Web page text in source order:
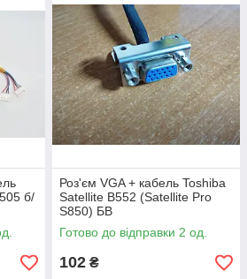
б/
Роз'єм VGA + кабель Toshiba
Satellite B552 (Satellite Pro
S850) БВ
Готово до відправки 2 од.
102 ₴